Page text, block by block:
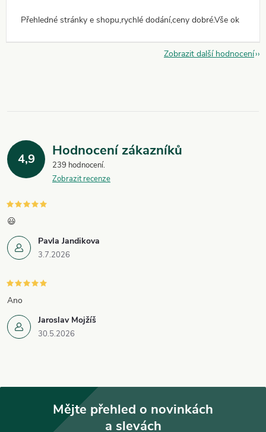
Přehledné stránky e shopu,rychlé dodání,ceny dobré.Vše ok
Zobrazit další hodnocení
4,9 Hodnocení zákazníků
239 hodnocení
Zobrazit recenze
Pavla Jandikova
3.7.2026
😃
Jaroslav Mojžíš
30.5.2026
Ano
Mějte přehled o novinkách
a slevách